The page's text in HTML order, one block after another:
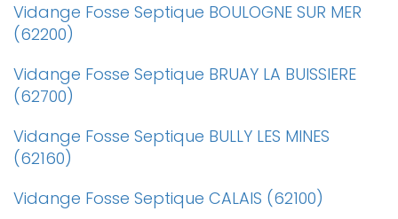
Vidange Fosse Septique BOULOGNE SUR MER
(62200)
Vidange Fosse Septique BRUAY LA BUISSIERE
(62700)
Vidange Fosse Septique BULLY LES MINES
(62160)
Vidange Fosse Septique CALAIS (62100)